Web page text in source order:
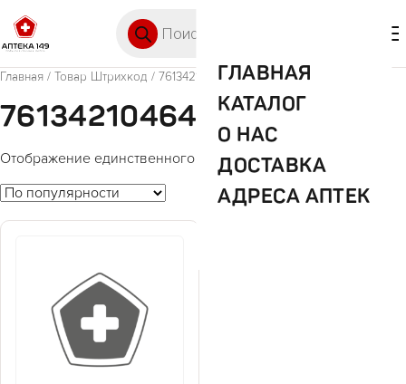
ГЛАВНАЯ
КАТАЛОГ
О НАС
ДОСТАВКА
АДРЕСА АПТЕК
Главная / Товар Штрихкод / 7613421046439
7613421046439
Отображение единственного товара